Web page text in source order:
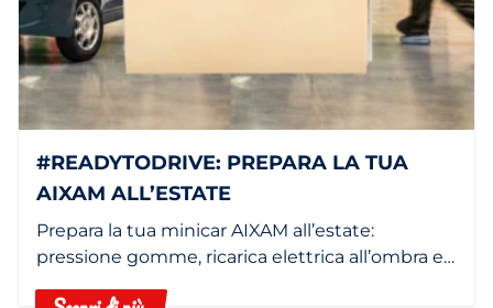
#READYTODRIVE: PREPARA LA TUA
AIXAM ALL’ESTATE
Prepara la tua minicar AIXAM all’estate:
pressione gomme, ricarica elettrica all’ombra e